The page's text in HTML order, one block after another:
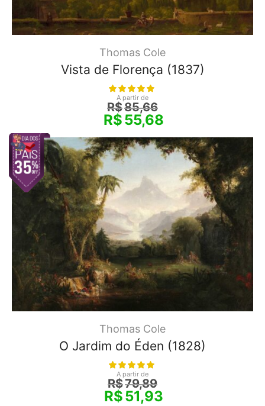
Thomas Cole
Vista de Florença (1837)
A partir de
R$85,66
R$55,68
Thomas Cole
O Jardim do Éden (1828)
A partir de
R$79,89
R$51,93